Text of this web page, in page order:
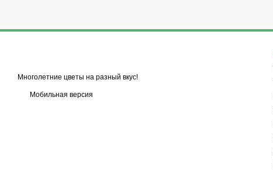
Многолетние цветы на разный вкус!
Мобильная версия